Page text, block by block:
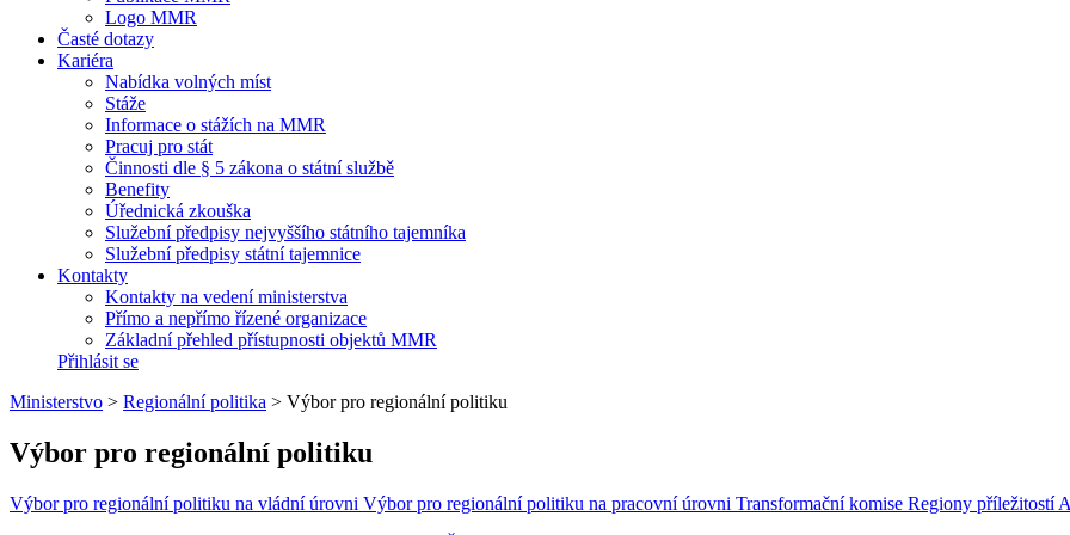
Logo MMR
Časté dotazy
Kariéra
Nabídka volných míst
Stáže
Informace o stážích na MMR
Pracuj pro stát
Činnosti dle § 5 zákona o státní službě
Benefity
Úřednická zkouška
Služební předpisy nejvyššího státního tajemníka
Služební předpisy státní tajemnice
Kontakty
Kontakty na vedení ministerstva
Přímo a nepřímo řízené organizace
Základní přehled přístupnosti objektů MMR
Přihlásit se
Ministerstvo > Regionální politika > Výbor pro regionální politiku
Výbor pro regionální politiku
Výbor pro regionální politiku na vládní úrovni Výbor pro regionální politiku na pracovní úrovni Transformační komise Regiony příležitostí